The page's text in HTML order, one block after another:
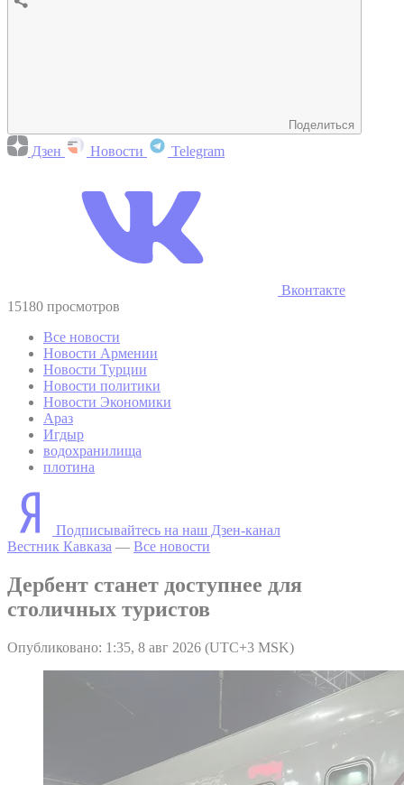
Поделиться
Дзен Новости Telegram
Вконтакте
15180 просмотров
Все новости
Новости Армении
Новости Турции
Новости политики
Новости Экономики
Араз
Игдыр
водохранилища
плотина
Подписывайтесь на наш Дзен-канал
Вестник Кавказа — Все новости
Дербент станет доступнее для
столичных туристов
Опубликовано: 1:35, 8 авг 2026 (UTC+3 MSK)